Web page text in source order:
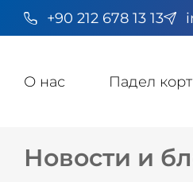
+90 212 678 13 13
О нас Падел
Новости и